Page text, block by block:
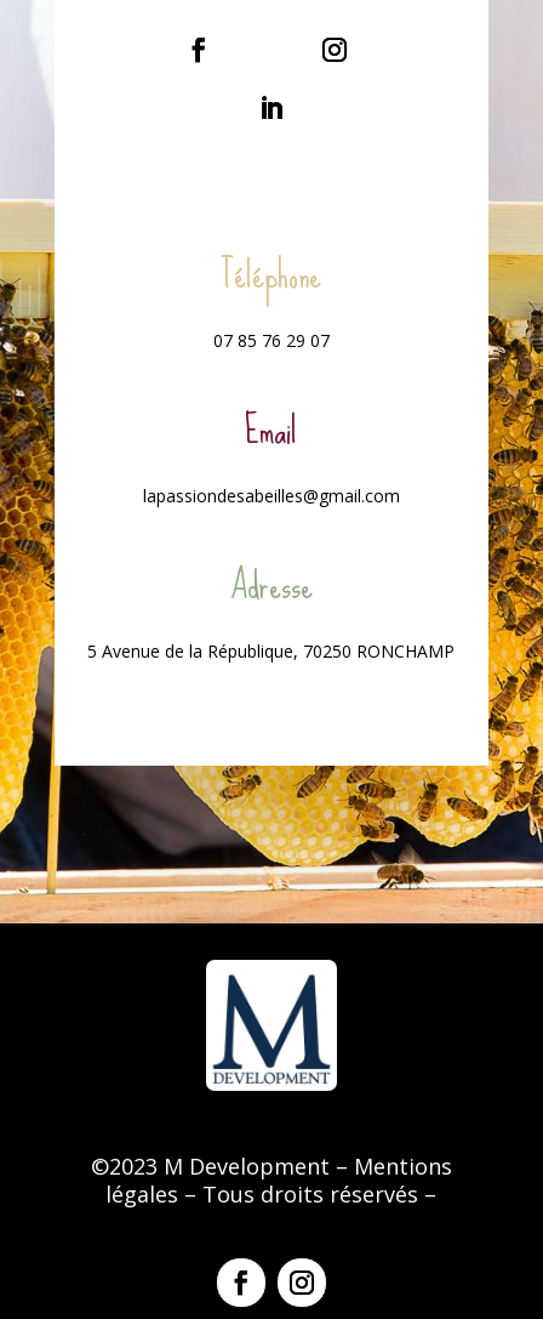
Téléphone
07 85 76 29 07
Email
lapassiondesabeilles@gmail.com
Adresse
5 Avenue de la République, 70250 RONCHAMP
©2023 M Development – Mentions
légales – Tous droits réservés –